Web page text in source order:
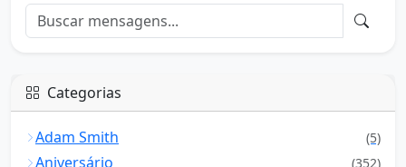
Categorias
Adam Smith (5)
Aniversário (352)